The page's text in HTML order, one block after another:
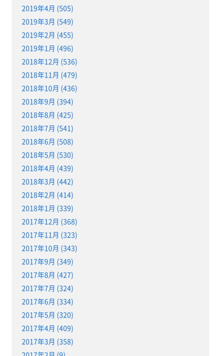
2019年4月 (505)
2019年3月 (549)
2019年2月 (455)
2019年1月 (496)
2018年12月 (536)
2018年11月 (479)
2018年10月 (436)
2018年9月 (394)
2018年8月 (425)
2018年7月 (541)
2018年6月 (508)
2018年5月 (530)
2018年4月 (439)
2018年3月 (442)
2018年2月 (414)
2018年1月 (339)
2017年12月 (368)
2017年11月 (323)
2017年10月 (343)
2017年9月 (349)
2017年8月 (427)
2017年7月 (324)
2017年6月 (334)
2017年5月 (320)
2017年4月 (409)
2017年3月 (358)